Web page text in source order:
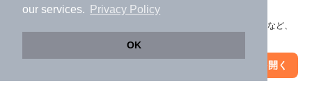
our services.
Privacy Policy
OK
アプリに切り替えて、サクサクお部屋探し
会員登録なしですぐ使える。マップ検索やお気に入り保存など、
アプリを開く
グローバル・ハイツ5のすべての部屋を見る
他の人はこんな条件で絞り込んでいます！
絞り込み条件を変更